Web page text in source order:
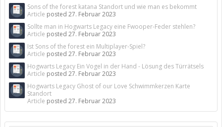
Sons of the forest katana Standort und wie man es bekommt
Article posted 27. Februar 2023
Sollte man in Hogwarts Legacy eine Fwooper-Feder stehlen?
Article posted 27. Februar 2023
Ist Sons of the forest ein Multiplayer-Spiel?
Article posted 27. Februar 2023
Hogwarts Legacy Ein Vogel in der Hand - Lösung des Türrätsels
Article posted 27. Februar 2023
Hogwarts Legacy Ghost of our Love Schwimmkerzen Karte
Standort
Article posted 27. Februar 2023